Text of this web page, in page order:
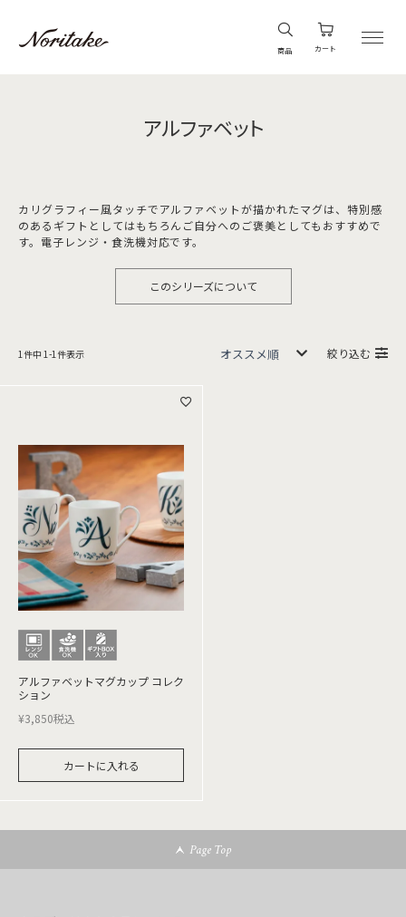
商品 カート
アルファベット
カリグラフィー風タッチでアルファベットが描かれたマグは、特別感
のあるギフトとしてはもちろんご自分へのご褒美としてもおすすめで
す。電子レンジ・食洗機対応です。
このシリーズについて
1 件中 1 -1 件表示 絞り込む
アルファベットマグカップ コレク
ション
¥3,850税込
カートに入れる
Page Top